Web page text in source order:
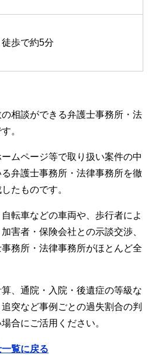
歩で約5分
相談ができる弁護士事務所・法
。
ムページ等で取り扱い案件の中
弁護士事務所・法律事務所を徹
たものです。
転車などの車両や、歩行者によ
害者・保険会社との示談交渉、
務所・法律事務所がほとんど全
、通院・入院・後遺症の等級な
突など事例ごとの過失割合の判
合にご活用ください。
覧に戻る